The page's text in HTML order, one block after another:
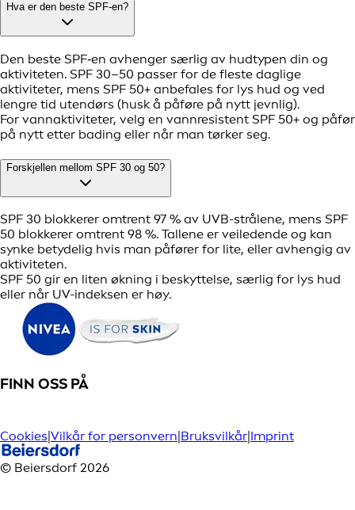
Hva er den beste SPF-en?
Den beste SPF‑en avhenger særlig av hudtypen din og
aktiviteten. SPF 30–50 passer for de fleste daglige
aktiviteter, mens SPF 50+ anbefales for lys hud og ved
lengre tid utendørs (husk å påføre på nytt jevnlig).
For vannaktiviteter, velg en vannresistent SPF 50+ og påfør
på nytt etter bading eller når man tørker seg.
Forskjellen mellom SPF 30 og 50?
SPF 30 blokkerer omtrent 97 % av UVB-strålene, mens SPF
50 blokkerer omtrent 98 %. Tallene er veiledende og kan
synke betydelig hvis man påfører for lite, eller avhengig av
aktiviteten.
SPF 50 gir en liten økning i beskyttelse, særlig for lys hud
eller når UV-indeksen er høy.
FINN OSS PÅ
Cookies|Vilkår for personvern|Bruksvilkår|Imprint
© Beiersdorf 2026